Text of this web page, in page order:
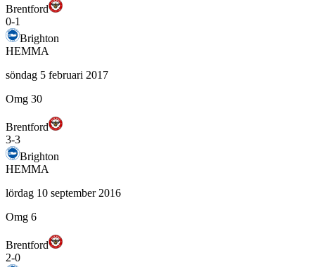
Brentford
0-1
Brighton
HEMMA
söndag 5 februari 2017
Omg 30
Brentford
3-3
Brighton
HEMMA
lördag 10 september 2016
Omg 6
Brentford
2-0